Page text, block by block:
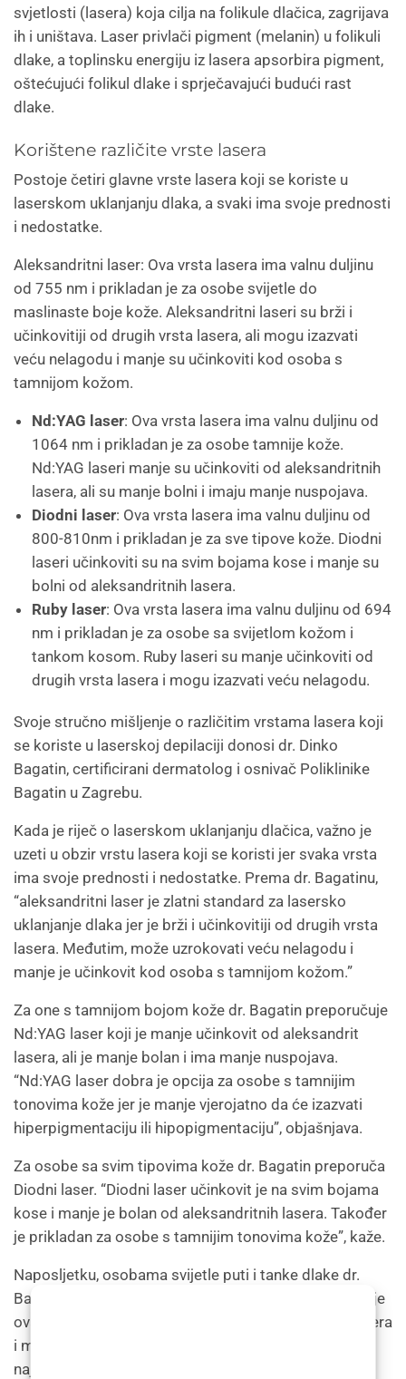
svjetlosti (lasera) koja cilja na folikule dlačica, zagrijava
ih i uništava. Laser privlači pigment (melanin) u folikuli
dlake, a toplinsku energiju iz lasera apsorbira pigment,
oštećujući folikul dlake i sprječavajući budući rast
dlake.
Korištene različite vrste lasera
Postoje četiri glavne vrste lasera koji se koriste u
laserskom uklanjanju dlaka, a svaki ima svoje prednosti
i nedostatke.
Aleksandritni laser: Ova vrsta lasera ima valnu duljinu
od 755 nm i prikladan je za osobe svijetle do
maslinaste boje kože. Aleksandritni laseri su brži i
učinkovitiji od drugih vrsta lasera, ali mogu izazvati
veću nelagodu i manje su učinkoviti kod osoba s
tamnijom kožom.
Nd:YAG laser: Ova vrsta lasera ima valnu duljinu od
1064 nm i prikladan je za osobe tamnije kože.
Nd:YAG laseri manje su učinkoviti od aleksandritnih
lasera, ali su manje bolni i imaju manje nuspojava.
Diodni laser: Ova vrsta lasera ima valnu duljinu od
800-810nm i prikladan je za sve tipove kože. Diodni
laseri učinkoviti su na svim bojama kose i manje su
bolni od aleksandritnih lasera.
Ruby laser: Ova vrsta lasera ima valnu duljinu od 694
nm i prikladan je za osobe sa svijetlom kožom i
tankom kosom. Ruby laseri su manje učinkoviti od
drugih vrsta lasera i mogu izazvati veću nelagodu.
Svoje stručno mišljenje o različitim vrstama lasera koji
se koriste u laserskoj depilaciji donosi dr. Dinko
Bagatin, certificirani dermatolog i osnivač Poliklinike
Bagatin u Zagrebu.
Kada je riječ o laserskom uklanjanju dlačica, važno je
uzeti u obzir vrstu lasera koji se koristi jer svaka vrsta
ima svoje prednosti i nedostatke. Prema dr. Bagatinu,
“aleksandritni laser je zlatni standard za lasersko
uklanjanje dlaka jer je brži i učinkovitiji od drugih vrsta
lasera. Međutim, može uzrokovati veću nelagodu i
manje je učinkovit kod osoba s tamnijom kožom.”
Za one s tamnijom bojom kože dr. Bagatin preporučuje
Nd:YAG laser koji je manje učinkovit od aleksandrit
lasera, ali je manje bolan i ima manje nuspojava.
“Nd:YAG laser dobra je opcija za osobe s tamnijim
tonovima kože jer je manje vjerojatno da će izazvati
hiperpigmentaciju ili hipopigmentaciju”, objašnjava.
Za osobe sa svim tipovima kože dr. Bagatin preporuča
Diodni laser. “Diodni laser učinkovit je na svim bojama
kose i manje je bolan od aleksandritnih lasera. Također
je prikladan za osobe s tamnijim tonovima kože”, kaže.
Naposljetku, osobama svijetle puti i tanke dlake dr.
Bagatin predlaže Ruby laser. Međutim, napominje da je
ova vrsta lasera manje učinkovita od drugih vrsta lasera
i može uzrokovati veću nelagodu. “Ruby laser je
najprikladniji za osobe sa svijetlom kožom i tankim